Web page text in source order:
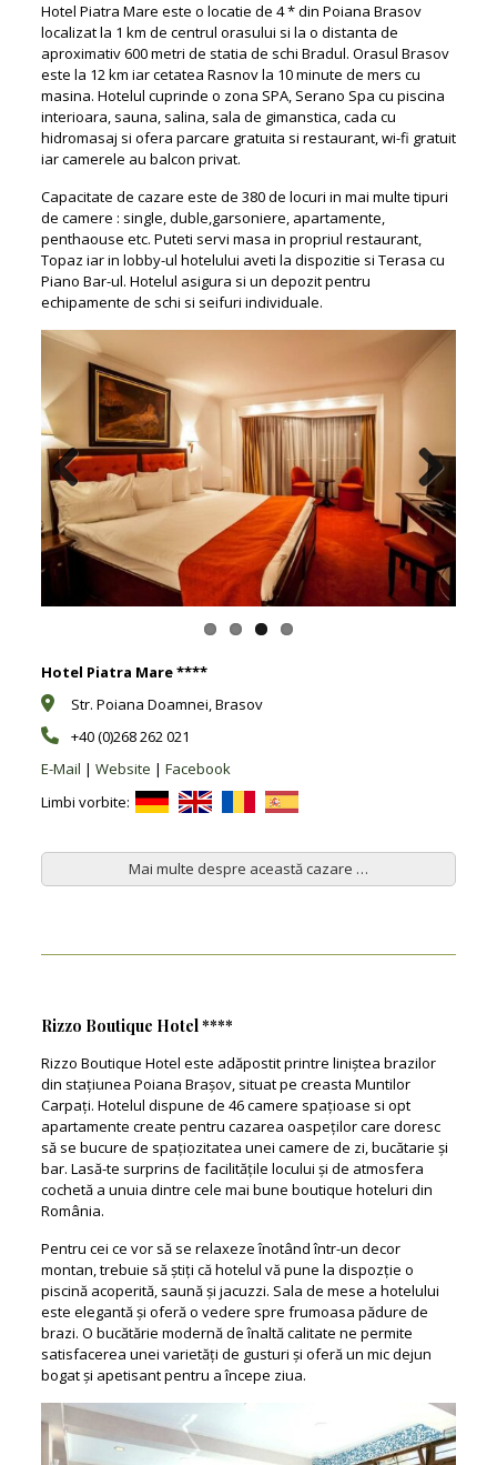
Hotel Piatra Mare este o locatie de 4 * din Poiana Brasov
localizat la 1 km de centrul orasului si la o distanta de
aproximativ 600 metri de statia de schi Bradul. Orasul Brasov
este la 12 km iar cetatea Rasnov la 10 minute de mers cu
masina. Hotelul cuprinde o zona SPA, Serano Spa cu piscina
interioara, sauna, salina, sala de gimanstica, cada cu
hidromasaj si ofera parcare gratuita si restaurant, wi-fi gratuit
iar camerele au balcon privat.
Capacitate de cazare este de 380 de locuri in mai multe tipuri
de camere : single, duble,garsoniere, apartamente,
penthaouse etc. Puteti servi masa in propriul restaurant,
Topaz iar in lobby-ul hotelului aveti la dispozitie si Terasa cu
Piano Bar-ul. Hotelul asigura si un depozit pentru
echipamente de schi si seifuri individuale.
Previous Next
Hotel Piatra Mare ****
Str. Poiana Doamnei, Brasov
+40 (0)268 262 021
E-Mail | Website | Facebook
Limbi vorbite:
Mai multe despre această cazare …
Rizzo Boutique Hotel ****
Rizzo Boutique Hotel este adăpostit printre liniștea brazilor
din stațiunea Poiana Brașov, situat pe creasta Muntilor
Carpaţi. Hotelul dispune de 46 camere spațioase si opt
apartamente create pentru cazarea oaspeților care doresc
să se bucure de spațiozitatea unei camere de zi, bucătarie și
bar. Lasă-te surprins de facilitățile locului și de atmosfera
cochetă a unuia dintre cele mai bune boutique hoteluri din
România.
Pentru cei ce vor să se relaxeze înotând într-un decor
montan, trebuie să știți că hotelul vă pune la dispozție o
piscină acoperită, saună și jacuzzi. Sala de mese a hotelului
este elegantă și oferă o vedere spre frumoasa pădure de
brazi. O bucătărie modernă de înaltă calitate ne permite
satisfacerea unei varietăți de gusturi și oferă un mic dejun
bogat și apetisant pentru a începe ziua.